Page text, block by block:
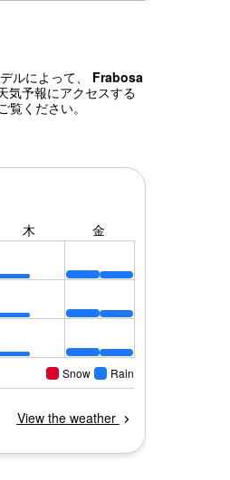
ルによって、
Frabosa
気予報にアクセスする
覧ください。